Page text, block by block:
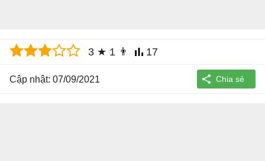
3 ★ 1 👨 17
Cập nhật: 07/09/2021